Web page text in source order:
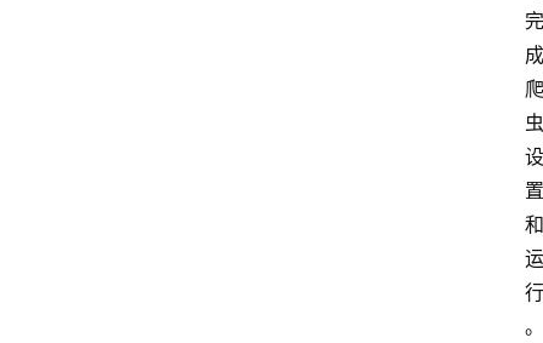
完
成
爬
虫
设
置
和
运
行
。